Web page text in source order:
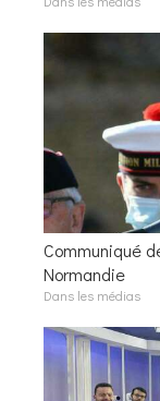
Communiqué
Normandie
Dans les médias